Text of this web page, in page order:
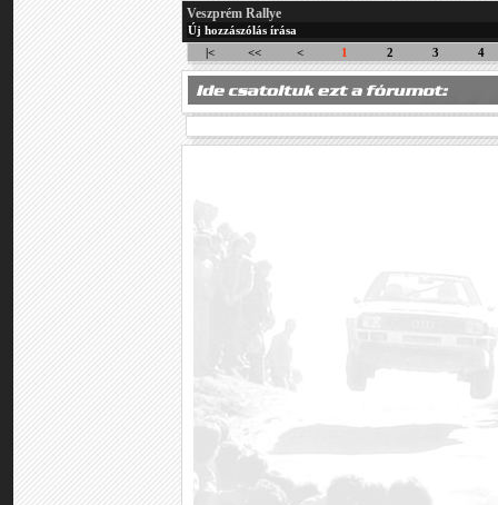
Veszprém Rallye
Új hozzászólás írása
|<
<< < 1 2 3 4